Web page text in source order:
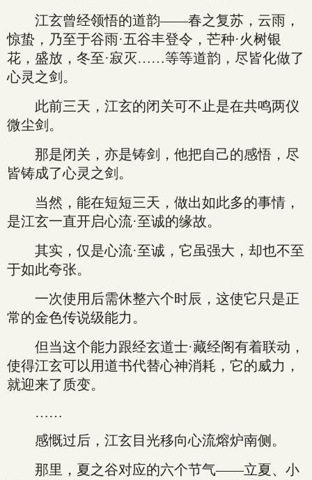
江玄曾经领悟的道韵——春之复苏，云雨，
惊蛰，乃至于谷雨·五谷丰登令，芒种·火树银
花，盛放，冬至·寂灭……等等道韵，尽皆化做了
心灵之剑。
此前三天，江玄的闭关可不止是在共鸣两仪
微尘剑。
那是闭关，亦是铸剑，他把自己的感悟，尽
皆铸成了心灵之剑。
当然，能在短短三天，做出如此多的事情，
是江玄一直开启心流·至诚的缘故。
其实，仅是心流·至诚，它虽强大，却也不至
于如此夸张。
一次使用后需休整六个时辰，这使它只是正
常的金色传说级能力。
但当这个能力跟经玄道士·藏经阁有着联动，
使得江玄可以用道书代替心神消耗，它的威力，
就迎来了质变。
……
感慨过后，江玄目光移向心流熔炉南侧。
那里，夏之谷对应的六个节气——立夏、小